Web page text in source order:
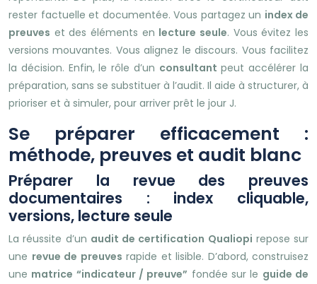
rester factuelle et documentée. Vous partagez un index de
preuves et des éléments en lecture seule. Vous évitez les
versions mouvantes. Vous alignez le discours. Vous facilitez
la décision. Enfin, le rôle d’un consultant peut accélérer la
préparation, sans se substituer à l’audit. Il aide à structurer, à
prioriser et à simuler, pour arriver prêt le jour J.
Se préparer efficacement :
méthode, preuves et audit blanc
Préparer la revue des preuves
documentaires : index cliquable,
versions, lecture seule
La réussite d’un audit de certification Qualiopi repose sur
une revue de preuves rapide et lisible. D’abord, construisez
une matrice “indicateur / preuve” fondée sur le guide de